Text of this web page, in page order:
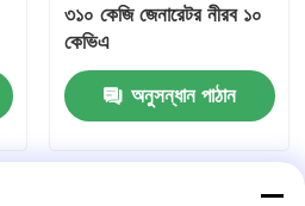
৩১০ কেজি জেনারেটর নীরব ১০
কেভিএ
অনুসন্ধান পাঠান